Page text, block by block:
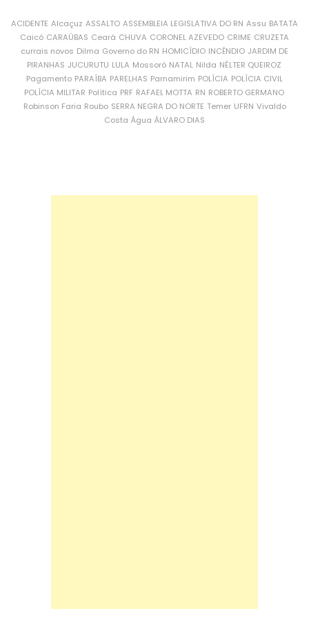
ACIDENTE Alcaçuz ASSALTO ASSEMBLEIA LEGISLATIVA DO RN Assu BATATA
Caicó CARAÚBAS Ceará CHUVA CORONEL AZEVEDO CRIME CRUZETA
currais novos Dilma Governo do RN HOMICÍDIO INCÊNDIO JARDIM DE
PIRANHAS JUCURUTU LULA Mossoró NATAL Nilda NÉLTER QUEIROZ
Pagamento PARAÍBA PARELHAS Parnamirim POLÍCIA POLÍCIA CIVIL
POLÍCIA MILITAR Política PRF RAFAEL MOTTA RN ROBERTO GERMANO
Robinson Faria Roubo SERRA NEGRA DO NORTE Temer UFRN Vivaldo
Costa Água ÁLVARO DIAS